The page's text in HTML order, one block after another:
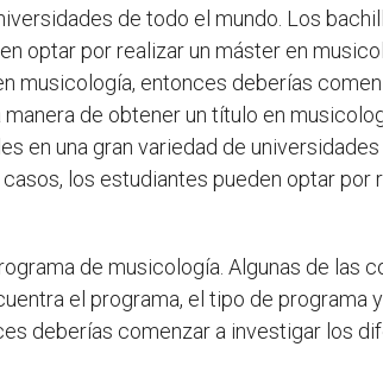
de todo el mundo. Los
optar por realizar un máster en
musicología, entonces deberías
de obtener un título en
en una gran variedad de
los estudiantes pueden optar
de musicología. Algunas de las
el programa, el tipo de programa
deberías comenzar a investigar los